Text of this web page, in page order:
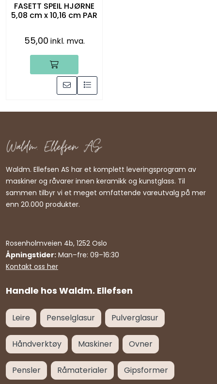
FASETT SPEIL HJØRNE
5,08 cm x 10,16 cm PAR
55,00 inkl. mva.
Handle hos Waldm. Ellefsen
Waldm. Ellefsen AS har et komplett leveringsprogram av
maskiner og råvarer innen keramikk og kunstglass. Til
sammen tilbyr vi et meget omfattende vareutvalg på mer
enn 20.000 produkter.
Rosenholmveien 4b, 1252 Oslo
Åpningstider: Man–fre: 09–16:30
Kontakt oss her
Leire Penselglasur Pulverglasur
Håndverktøy Maskiner Ovner
Pensler Råmaterialer Gipsformer